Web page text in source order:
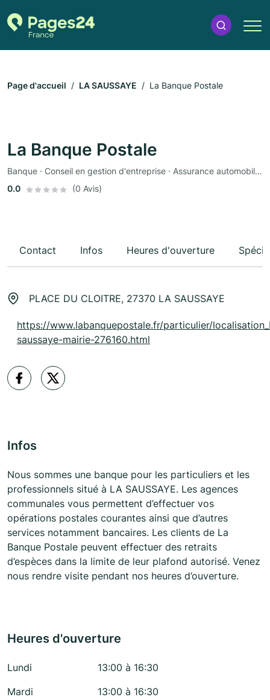
Page d'accueil LA SAUSSAYE La Banque Postale
La Banque Postale
Banque · Conseil en gestion d'entreprise · Assurance automobile · Assurance
0.0
(0 Avis)
Contact Infos Heures d'ouverture
PLACE DU CLOITRE, 27370 LA SAUSSAYE
https://www.labanquepostale.fr/particulier/
saussaye-mairie-276160.html
Infos
Nous sommes une banque pour les particuliers et les
professionnels situé à LA SAUSSAYE. Les agences
communales vous permettent d’effectuer vos
opérations postales courantes ainsi que d’autres
services notamment bancaires. Les clients de La
Banque Postale peuvent effectuer des retraits
d’espèces dans la limite de leur plafond autorisé. Venez
nous rendre visite pendant nos heures d’ouverture.
Heures d'ouverture
Lundi
13:00 à 16:30
Mardi
13:00 à 16:30